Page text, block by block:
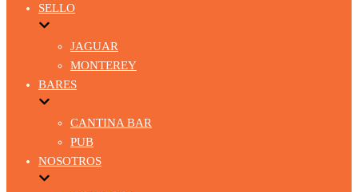
SELLO
JAGUAR
MONTEREY
BARES
CANTINA BAR
PUB
NOSOTROS